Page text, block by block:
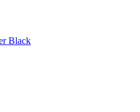
Black